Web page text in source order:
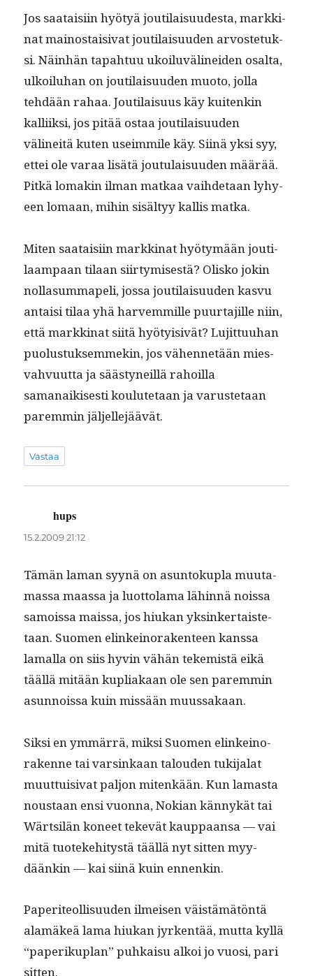
Jos saataisi­in hyö­tyä jouti­laisu­ud­es­ta, markki­
nat main­os­taisi­vat jouti­laisu­u­den arvoste­tuk­
si. Näin­hän tapah­tuu ukoilu­vä­linei­den osalta,
ulkoiluhan on jouti­laisu­u­den muo­to, jol­la
tehdään rahaa. Jouti­laisu­us käy kuitenkin
kalli­ik­si, jos pitää ostaa jouti­laisu­u­den
välineitä kuten useim­mile käy. Siinä yksi syy,
ettei ole varaa lisätä joutu­laisu­u­den määrää.
Pitkä lomakin ilman matkaa vai­hde­taan lyhy­
een lomaan, mihin sisäl­tyy kallis matka.
Miten saataisi­in markki­nat hyö­tymään jouti­
laam­paan tilaan siir­tymis­es­tä? Olisko jokin
nol­la­summapeli, jos­sa jouti­laisu­u­den kasvu
antaisi tilaa yhä harvem­mille puur­ta­jille niin,
että markki­nat siitä hyö­ty­i­sivät? Lujit­tuuhan
puo­lus­tuk­sem­mekin, jos vähen­netään mies­
vahvu­ut­ta ja säästyneil­lä rahoil­la
samanaikises­ti koulute­taan ja varuste­taan
parem­min jäljellejäävät.
Vastaa
hups
15.2.2009 21:12
Tämän laman syynä on asun­toku­pla muu­ta­
mas­sa maas­sa ja luot­to­la­ma lähin­nä nois­sa
samoissa mais­sa, jos hiukan yksinker­tais­te­
taan. Suomen elinkeino­rak­en­teen kanssa
lamal­la on siis hyvin vähän tekemistä eikä
tääl­lä mitään kupli­akaan ole sen parem­min
asun­nois­sa kuin mis­sään muussakaan.
Sik­si en ymmär­rä, mik­si Suomen elinkeino­
rakenne tai varsinkaan talouden tuk­i­jalat
muut­tuisi­vat paljon mitenkään. Kun lamas­ta
nous­taan ensi vuon­na, Nokian kän­nykät tai
Wärt­silän koneet tekevät kaup­paansa — vai
mitä tuoteke­hi­tys­tä tääl­lä nyt sit­ten myy­
däänkin — kai siinä kuin ennenkin.
Paperi­te­ol­lisu­u­den ilmeisen väistämätön­tä
alamäkeä lama hiukan jyrken­tää, mut­ta kyl­lä
“paperiku­plan” puhkaisu alkoi jo vuosi, pari
sitten.